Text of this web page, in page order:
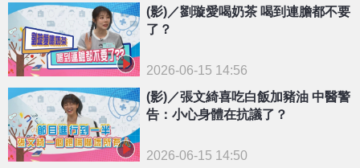
(影)／劉璇愛喝奶茶 喝到連膽都不要
了？
2026-06-15 14:56
(影)／張文綺喜吃白飯加豬油 中醫警
告：小心身體在抗議了？
2026-06-15 14:50